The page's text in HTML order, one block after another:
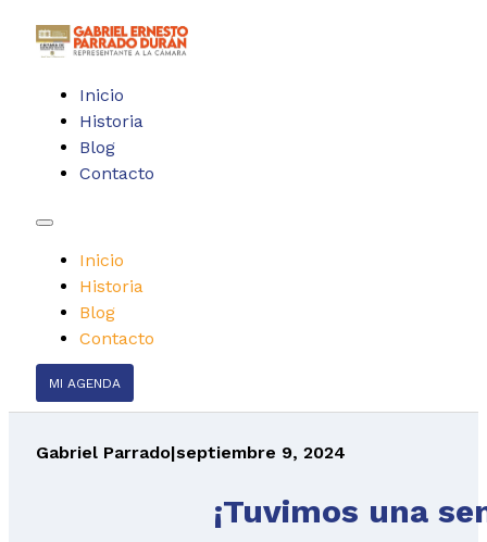
Inicio
Historia
Blog
Contacto
Inicio
Historia
Blog
Contacto
MI AGENDA
Gabriel Parrado|septiembre 9, 2024
¡Tuvimos una